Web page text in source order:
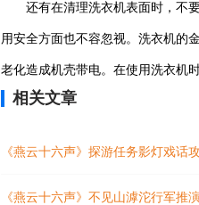
还有在清理洗衣机表面时，不
用安全方面也不容忽视。洗衣机的
老化造成机壳带电。在使用洗衣机
相关文章
《燕云十六声》探游任务影灯戏话
《燕云十六声》不见山滹沱行军推